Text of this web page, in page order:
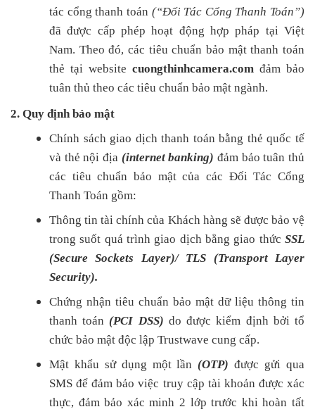
tác cổng thanh toán (“Đối Tác Cổng Thanh Toán”)
đã được cấp phép hoạt động hợp pháp tại Việt
Nam. Theo đó, các tiêu chuẩn bảo mật thanh toán
thẻ tại website cuongthinhcamera.com đảm bảo
tuân thủ theo các tiêu chuẩn bảo mật ngành.
2. Quy định bảo mật
Chính sách giao dịch thanh toán bằng thẻ quốc tế
và thẻ nội địa (internet banking) đảm bảo tuân thủ
các tiêu chuẩn bảo mật của các Đối Tác Cổng
Thanh Toán gồm:
Thông tin tài chính của Khách hàng sẽ được bảo vệ
trong suốt quá trình giao dịch bằng giao thức SSL
(Secure Sockets Layer)/ TLS (Transport Layer
Security).
Chứng nhận tiêu chuẩn bảo mật dữ liệu thông tin
thanh toán(PCI DSS) do được kiểm định bởi tổ
chức bảo mật độc lập Trustwave cung cấp.
Mật khẩu sử dụng một lần(OTP) được gửi qua
SMS để đảm bảo việc truy cập tài khoản được xác
thực, đảm bảo xác minh 2 lớp trước khi hoàn tất